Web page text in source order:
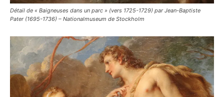
Détail de « Baigneuses dans un parc » (vers 1725-1729) par Jean-Baptiste
Pater (1695-1736) – Nationalmuseum de Stockholm